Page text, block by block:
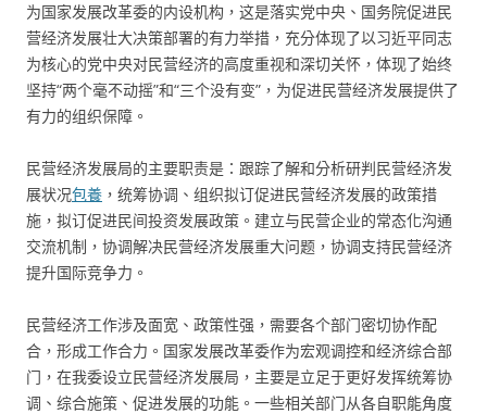
为国家发展改革委的内设机构，这是落实党中央、国务院促进民
营经济发展壮大决策部署的有力举措，充分体现了以习近平同志
为核心的党中央对民营经济的高度重视和深切关怀，体现了始终
坚持“两个毫不动摇”和“三个没有变”，为促进民营经济发展提供了
有力的组织保障。
民营经济发展局的主要职责是：跟踪了解和分析研判民营经济发
展状况包養 ，统筹协调、组织拟订促进民营经济发展的政策措
施，拟订促进民间投资发展政策。建立与民营企业的常态化沟通
交流机制，协调解决民营经济发展重大问题，协调支持民营经济
提升国际竞争力。
民营经济工作涉及面宽、政策性强，需要各个部门密切协作配
合，形成工作合力。国家发展改革委作为宏观调控和经济综合部
门，在我委设立民营经济发展局，主要是立足于更好发挥统筹协
调、综合施策、促进发展的功能。一些相关部门从各自职能角度